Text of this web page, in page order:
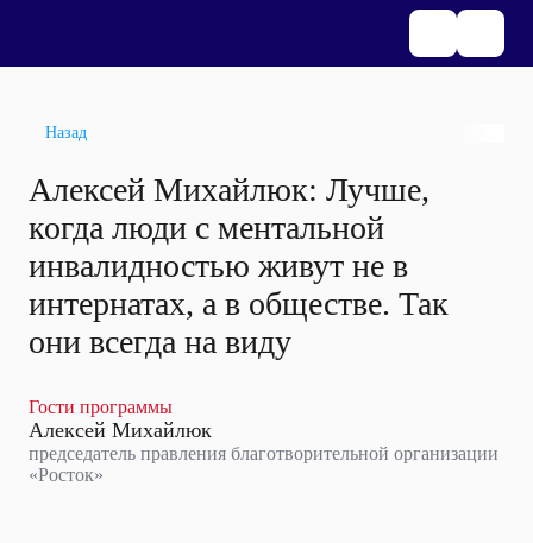
Назад
Алексей Михайлюк: Лучше,
когда люди с ментальной
инвалидностью живут не в
интернатах, а в обществе. Так
они всегда на виду
Гости программы
Алексей Михайлюк
председатель правления благотворительной организации
«Росток»